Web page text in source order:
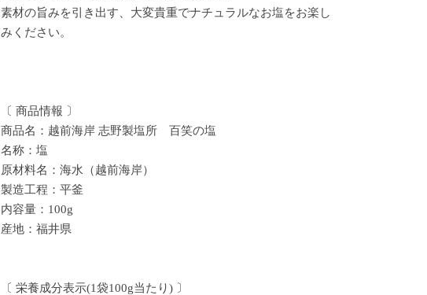
素材の旨みを引き出す、大変貴重でナチュラルなお塩をお楽し
みください。
〔 商品情報 〕
商品名：越前海岸 志野製塩所 百笑の塩
名称：塩
原材料名：海水（越前海岸）
製造工程：平釜
内容量：100g
産地：福井県
〔 栄養成分表示(1袋100g当たり) 〕